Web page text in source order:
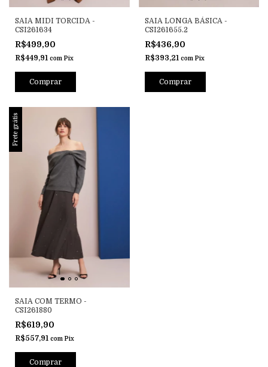
SAIA MIDI TORCIDA -
CSI261634
R$499,90
R$449,91 com Pix
Comprar
SAIA LONGA BÁSICA -
CSI261655.2
R$436,90
R$393,21 com Pix
Comprar
Frete grátis
SAIA COM TERMO -
CSI261880
R$619,90
R$557,91 com Pix
Comprar